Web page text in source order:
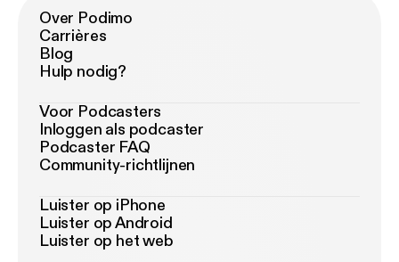
Over Podimo
Carrières
Blog
Hulp nodig?
Voor Podcasters
Inloggen als podcaster
Podcaster FAQ
Community-richtlijnen
Luister op iPhone
Luister op Android
Luister op het web